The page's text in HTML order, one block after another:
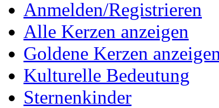
Anmelden/Registrieren
Alle Kerzen anzeigen
Goldene Kerzen
Kulturelle Bedeutung
Sternenkinder